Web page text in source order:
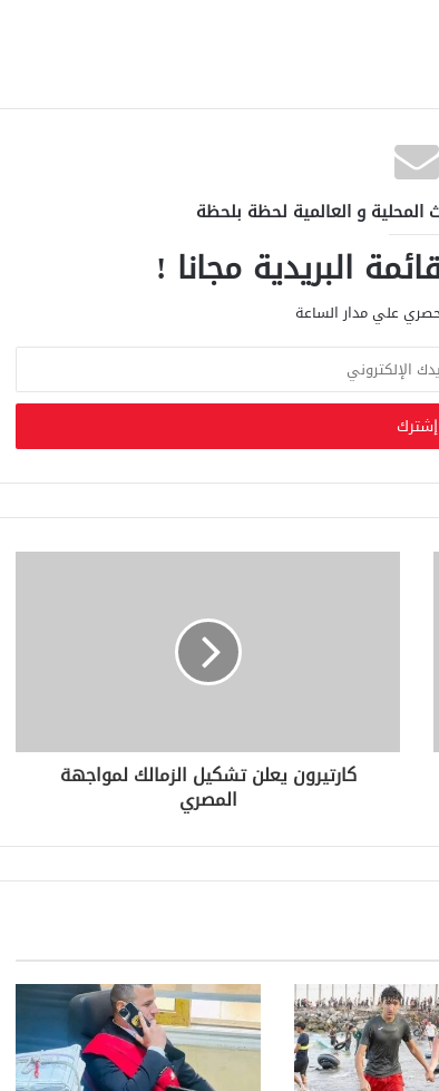
و العالمية لحظة بلحظة
البريدية مجانا !
كارتيرون يعلن تشكيل الزمالك لمواجهة
المصري